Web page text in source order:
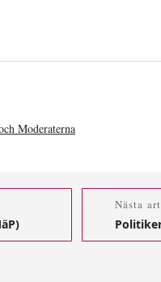
Moderaterna
Nästa